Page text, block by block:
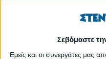
Σεβόμαστε
Εμείς και οι συνεργάτες μας
Κυριακή, 09/